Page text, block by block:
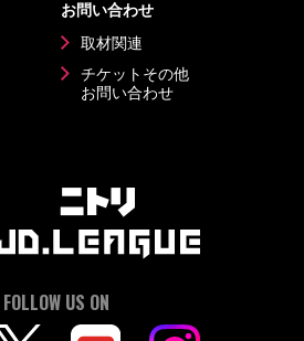
お問い合わせ
取材関連
チケットその他
お問い合わせ
FOLLOW US ON